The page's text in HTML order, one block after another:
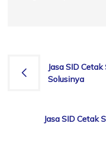
Post
navigation
Jasa SID
Solusinya
Jasa SID Cetak